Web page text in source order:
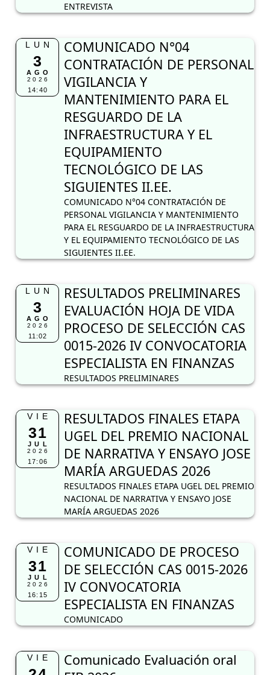
ENTREVISTA
LUN
3
AGO
2026
14:40
COMUNICADO N°04
CONTRATACIÓN DE PERSONAL
VIGILANCIA Y
MANTENIMIENTO PARA EL
RESGUARDO DE LA
INFRAESTRUCTURA Y EL
EQUIPAMIENTO
TECNOLÓGICO DE LAS
SIGUIENTES II.EE.
COMUNICADO N°04 CONTRATACIÓN DE
PERSONAL VIGILANCIA Y MANTENIMIENTO
PARA EL RESGUARDO DE LA INFRAESTRUCTURA
Y EL EQUIPAMIENTO TECNOLÓGICO DE LAS
SIGUIENTES II.EE.
LUN
3
AGO
2026
11:02
RESULTADOS PRELIMINARES
EVALUACIÓN HOJA DE VIDA
PROCESO DE SELECCIÓN CAS
0015-2026 IV CONVOCATORIA
ESPECIALISTA EN FINANZAS
RESULTADOS PRELIMINARES
VIE
31
JUL
2026
17:06
RESULTADOS FINALES ETAPA
UGEL DEL PREMIO NACIONAL
DE NARRATIVA Y ENSAYO JOSE
MARÍA ARGUEDAS 2026
RESULTADOS FINALES ETAPA UGEL DEL PREMIO
NACIONAL DE NARRATIVA Y ENSAYO JOSE
MARÍA ARGUEDAS 2026
VIE
31
JUL
2026
16:15
COMUNICADO DE PROCESO
DE SELECCIÓN CAS 0015-2026
IV CONVOCATORIA
ESPECIALISTA EN FINANZAS
COMUNICADO
VIE
Comunicado Evaluación oral